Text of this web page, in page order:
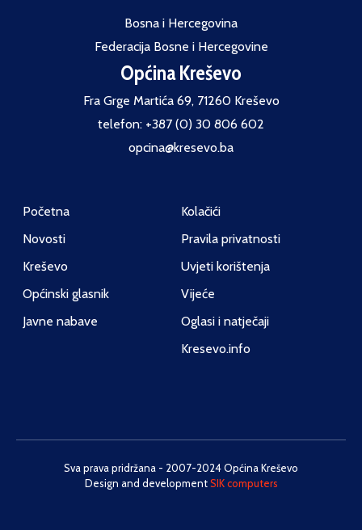
Bosna i Hercegovina
Federacija Bosne i Hercegovine
Općina Kreševo
Fra Grge Martića 69, 71260 Kreševo
telefon: +387 (0) 30 806 602
opcina@kresevo.ba
Početna
Novosti
Kreševo
Općinski glasnik
Javne nabave
Kolačići
Pravila privatnosti
Uvjeti korištenja
Vijeće
Oglasi i natječaji
Kresevo.info
Sva prava pridržana - 2007-2024 Općina Kreševo
Design and developmentSIK computers